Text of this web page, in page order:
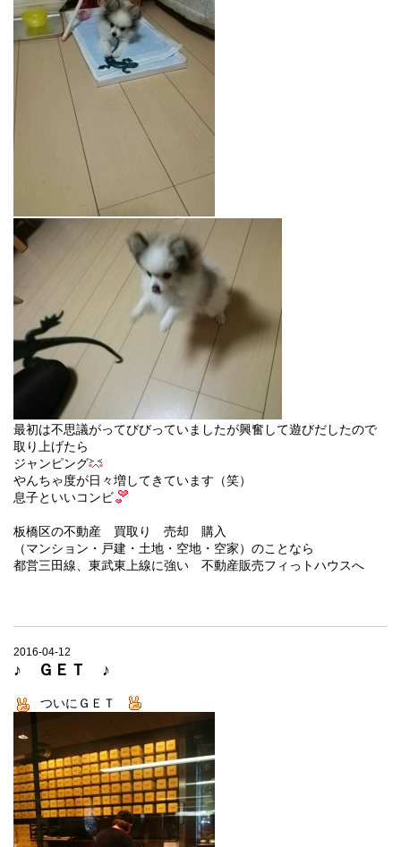
最初は不思議がってびびっていましたが興奮して遊びだしたので
取り上げたら
ジャンピング
やんちゃ度が日々増してきています（笑）
息子といいコンビ
板橋区の不動産 買取り 売却 購入
（マンション・戸建・土地・空地・空家）のことなら
都営三田線、東武東上線に強い 不動産販売フィっトハウスへ
2016-04-12
♪ ＧＥＴ ♪
ついにＧＥＴ